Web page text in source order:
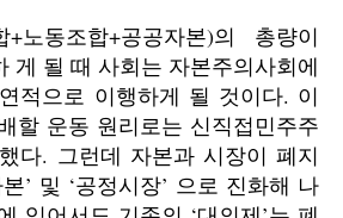
+노동조합+공공자본)의 총량이
게 될 때 사회는 자본주의사회에
적으로 이행하게 될 것이다. 이
할 운동 원리로는 신직접민주주
다. 그런데 자본과 시장이 폐지
’ 및 ‘공정시장’ 으로 진화해 나